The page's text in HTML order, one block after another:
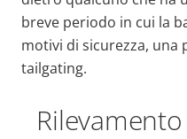
breve periodo in cui la
motivi di sicurezza, una
tailgating.